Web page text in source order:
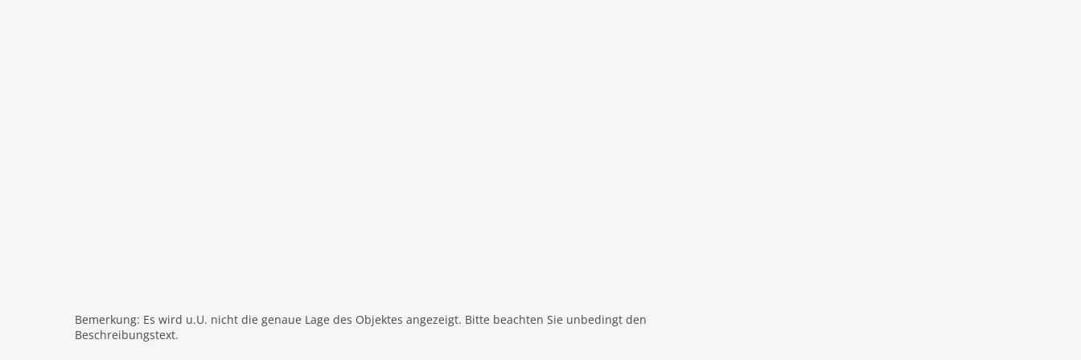
In der 1. Etage:
Eingang
Bemerkung: Es wird u.U. nicht die genaue Lage des Objektes angezeigt. Bitte beachten Sie unbedingt den
Beschreibungstext.